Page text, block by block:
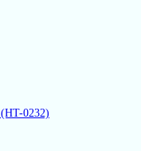
(HT-0232)